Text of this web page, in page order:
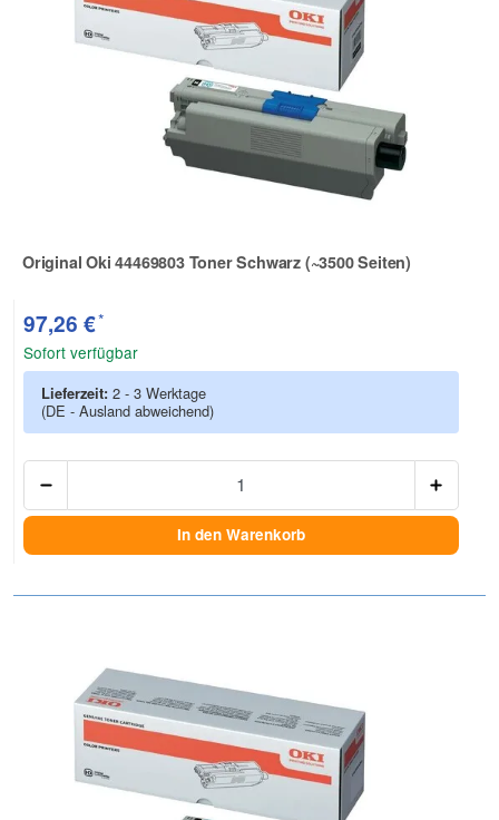
Original Oki 44469803 Toner Schwarz (~3500 Seiten)
Zur Artikelbewertung
97,26 €*
Sofort verfügbar
Lieferzeit: 2 - 3 Werktage
(DE - Ausland abweichend)
In den Warenkorb